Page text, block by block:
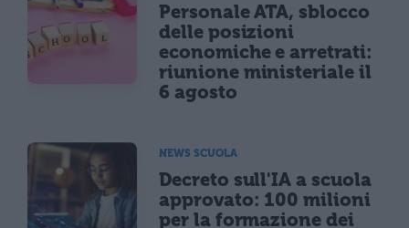
Personale ATA, sblocco
delle posizioni
economiche e arretrati:
riunione ministeriale il
6 agosto
NEWS SCUOLA
Decreto sull'IA a scuola
approvato: 100 milioni
per la formazione dei